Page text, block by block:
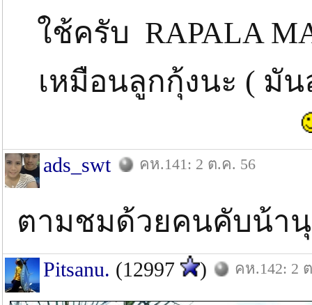
ใช้ครับ RAPALA
เหมือนลูกกุ้งนะ (
ads_swt คห.141: 2 ต.ค. 56
ตามชมด้วยคนคับน้า
Pitsanu. (12997 ) คห.142: 2